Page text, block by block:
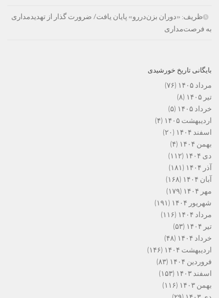
ظریف: «دوران بزن‌دررو» پایان یافت/ ضرورت گذار از تهدیدمداری
به فرصت‌مداری
بایگانی تاریخ خورشیدی
مرداد ۱۴۰۵
(۷۶)
تیر ۱۴۰۵
(۸)
خرداد ۱۴۰۵
(۵)
اردیبهشت ۱۴۰۵
(۴)
اسفند ۱۴۰۴
(۲۰)
بهمن ۱۴۰۴
(۴)
دی ۱۴۰۴
(۱۱۲)
آذر ۱۴۰۴
(۱۸۱)
آبان ۱۴۰۴
(۱۶۸)
مهر ۱۴۰۴
(۱۷۹)
شهریور ۱۴۰۴
(۱۹۱)
مرداد ۱۴۰۴
(۱۱۶)
تیر ۱۴۰۴
(۵۳)
خرداد ۱۴۰۴
(۴۸)
اردیبهشت ۱۴۰۴
(۱۴۶)
فروردین ۱۴۰۴
(۸۳)
اسفند ۱۴۰۳
(۱۵۳)
بهمن ۱۴۰۳
(۱۱۶)